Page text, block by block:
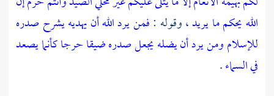
الله يحكم ما يريد، وقوله :فمن يرد الله أن يهديه يشرح صدره
للإسلام ومن يرد أن يضله يجعل صدره ضيقا حرجا كأنما يصعد
في السماء.